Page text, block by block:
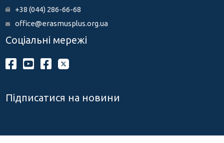
+38 (044) 286-66-68
office@erasmusplus.org.ua
Соціальні мережі
Підписатися на новини